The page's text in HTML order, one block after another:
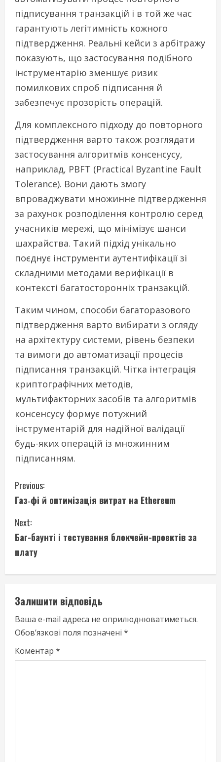
підписування транзакцій і в той же час
гарантують легітимність кожного
підтвердження. Реальні кейси з арбітражу
показують, що застосування подібного
інструментарію зменшує ризик
помилкових спроб підписання й
забезпечує прозорість операцій.
Для комплексного підходу до повторного
підтвердження варто також розглядати
застосування алгоритмів консенсусу,
наприклад, PBFT (Practical Byzantine Fault
Tolerance). Вони дають змогу
впроваджувати множинне підтвердження
за рахунок розподілення контролю серед
учасників мережі, що мінімізує шанси
шахрайства. Такий підхід унікально
поєднує інструменти аутентифікації зі
складними методами верифікації в
контексті багатосторонніх транзакцій.
Таким чином, способи багаторазового
підтвердження варто вибирати з огляду
на архітектуру системи, рівень безпеки
та вимоги до автоматизації процесів
підписання транзакцій. Чітка інтеграція
криптографічних методів,
мультифакторних засобів та алгоритмів
консенсусу формує потужний
інструментарій для надійної валідації
будь-яких операцій із множинним
підписанням.
C
o
n
t
i
n
u
e
R
Previous:
Газ‑фі й оптимізація витрат на Ethereum
Next:
Баг-баунті і тестування блокчейн-проектів за
плату
Залишити відповідь
Ваша e-mail адреса не оприлюднюватиметься.
Обов’язкові поля позначені *
Коментар *